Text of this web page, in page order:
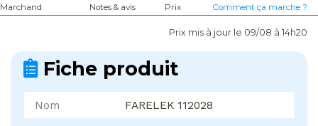
Marchand Notes & avis Prix Comment ça marche ?
Prix mis à jour le 09/08 à 14h20
Fiche produit
Nom
FARELEK 112028